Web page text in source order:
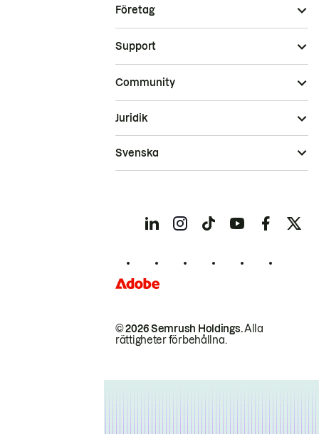
Företag
Support
Community
© 2026 Semrush Holdings.Alla
rättigheter förbehållna.
Juridik
Svenska